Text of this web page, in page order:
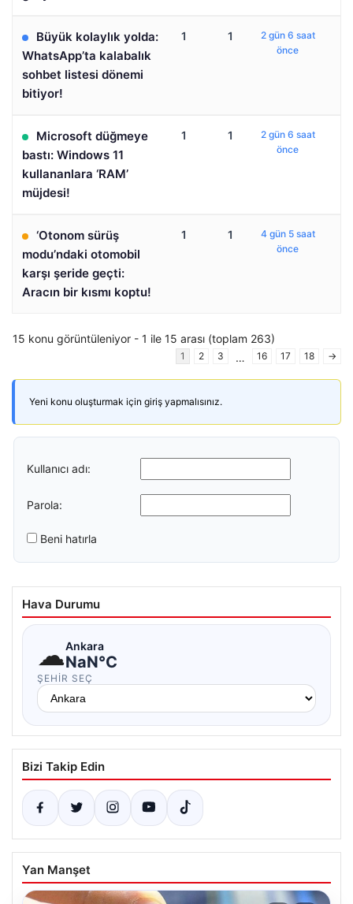
Büyük kolaylık yolda:
WhatsApp’ta kalabalık
sohbet listesi dönemi
bitiyor!
1 1
2 gün 6 saat
önce
Microsoft düğmeye
bastı: Windows 11
kullananlara ‘RAM’
müjdesi!
1 1
2 gün 6 saat
önce
‘Otonom sürüş
modu’ndaki otomobil
karşı şeride geçti:
Aracın bir kısmı koptu!
1 1
4 gün 5 saat
önce
15 konu görüntüleniyor - 1 ile 15 arası (toplam 263)
1 2 3 … 16 17 18 →
Yeni konu oluşturmak için giriş yapmalısınız.
Kullanıcı adı:
Parola:
Beni hatırla
Hava Durumu
☁Ankara
NaN°C
ŞEHIR SEÇ
Bizi Takip Edin
Yan Manşet